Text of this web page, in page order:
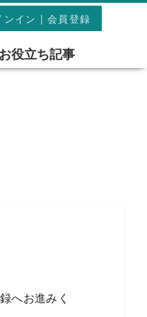
ンイン | 会員登録
お役立ち記事
へお進みく